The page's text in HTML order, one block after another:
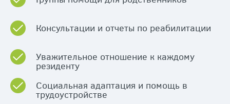
Консультации и отчеты по реабилитации
Уважительное отношение к каждому
резиденту
Социальная адаптация и помощь в
трудоустройстве